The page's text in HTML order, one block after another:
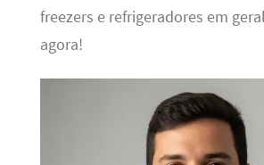
freezers e refrigeradores em
agora!